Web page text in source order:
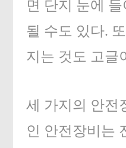
면 단지 눈에
될 수도 있다.
지는 것도 고글
세 가지의 안전
인 안전장비는